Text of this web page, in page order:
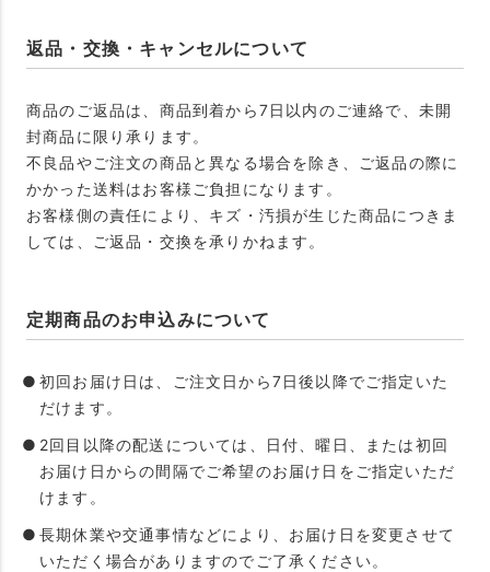
返品・交換・キャンセルについて
商品のご返品は、商品到着から7日以内のご連絡で、未開
封商品に限り承ります。
不良品やご注文の商品と異なる場合を除き、ご返品の際に
かかった送料はお客様ご負担になります。
お客様側の責任により、キズ・汚損が生じた商品につきま
しては、ご返品・交換を承りかねます。
定期商品のお申込みについて
初回お届け日は、ご注文日から7日後以降でご指定いた
だけます。
2回目以降の配送については、日付、曜日、または初回
お届け日からの間隔でご希望のお届け日をご指定いただ
けます。
長期休業や交通事情などにより、お届け日を変更させて
いただく場合がありますのでご了承ください。